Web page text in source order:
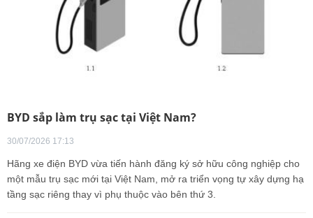
BYD sắp làm trụ sạc tại Việt Nam?
30/07/2026 17:13
Hãng xe điện BYD vừa tiến hành đăng ký sở hữu công nghiệp cho
một mẫu trụ sạc mới tại Việt Nam, mở ra triển vọng tự xây dựng hạ
tầng sạc riêng thay vì phụ thuộc vào bên thứ 3.